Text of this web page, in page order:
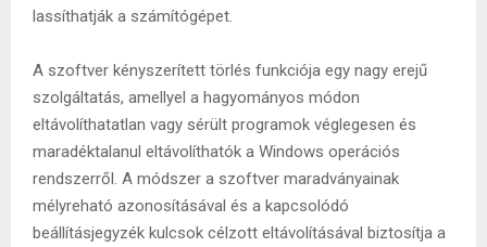
lassíthatják a számítógépet.
A szoftver kényszerített törlés funkciója egy nagy erejű
szolgáltatás, amellyel a hagyományos módon
eltávolíthatatlan vagy sérült programok véglegesen és
maradéktalanul eltávolíthatók a Windows operációs
rendszerről. A módszer a szoftver maradványainak
mélyreható azonosításával és a kapcsolódó
beállításjegyzék kulcsok célzott eltávolításával biztosítja a